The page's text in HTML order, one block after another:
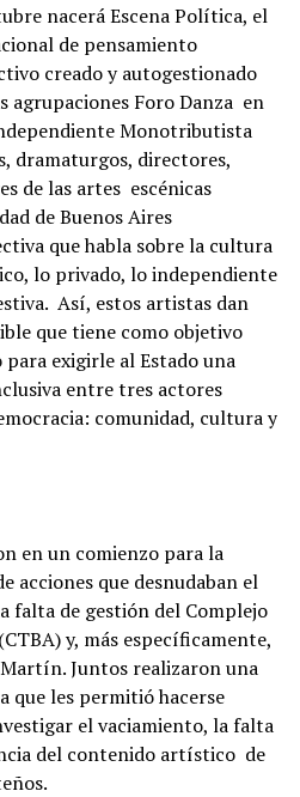
nacerá Escena Política, el
de pensamiento
creado y autogestionado
agrupaciones Foro Danza en
Monotributista
dramaturgos, directores,
de las artes escénicas
de Buenos Aires
que habla sobre la cultura
lo privado, lo independiente
Así, estos artistas dan
que tiene como objetivo
exigirle al Estado una
entre tres actores
comunidad, cultura y
en un comienzo para la
acciones que desnudaban el
falta de gestión del Complejo
y, más específicamente,
Juntos realizaron una
que les permitió hacerse
el vaciamiento, la falta
del contenido artístico de